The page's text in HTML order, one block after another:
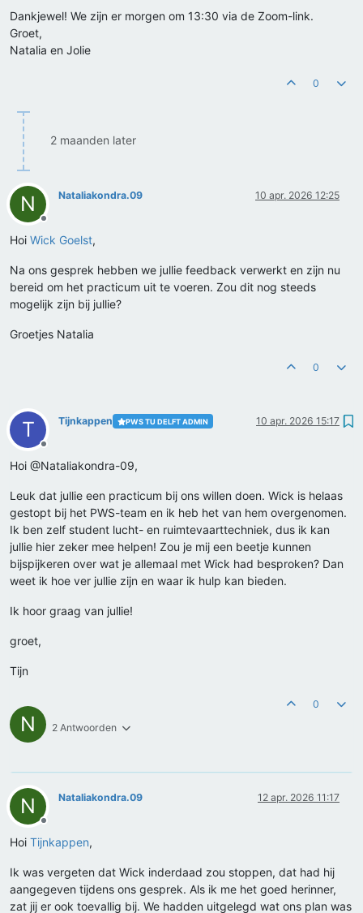
Dankjewel! We zijn er morgen om 13:30 via de Zoom-link.
Groet,
Natalia en Jolie
0
2 maanden later
N
Offline
Nataliakondra.09 10 apr. 2026 12:25
Hoi Wick Goelst,
Na ons gesprek hebben we jullie feedback verwerkt en zijn nu
bereid om het practicum uit te voeren. Zou dit nog steeds
mogelijk zijn bij jullie?
Groetjes Natalia
0
T
Offline
Tijnkappen PWS TU DELFT ADMIN 10 apr. 2026 15:17
Hoi @Nataliakondra-09,
Leuk dat jullie een practicum bij ons willen doen. Wick is helaas
gestopt bij het PWS-team en ik heb het van hem overgenomen.
Ik ben zelf student lucht- en ruimtevaarttechniek, dus ik kan
jullie hier zeker mee helpen! Zou je mij een beetje kunnen
bijspijkeren over wat je allemaal met Wick had besproken? Dan
weet ik hoe ver jullie zijn en waar ik hulp kan bieden.
Ik hoor graag van jullie!
groet,
Tijn
N 2 Antwoorden
0
N
Offline
Nataliakondra.09 12 apr. 2026 11:17
Hoi Tijnkappen,
Ik was vergeten dat Wick inderdaad zou stoppen, dat had hij
aangegeven tijdens ons gesprek. Als ik me het goed herinner,
zat jij er ook toevallig bij. We hadden uitgelegd wat ons plan was